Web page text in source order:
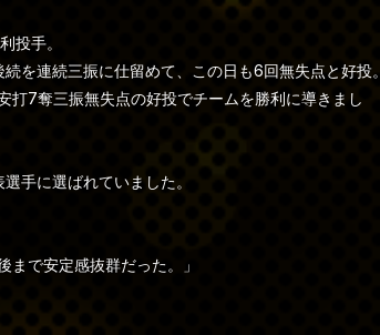
投手。
を連続三振に仕留めて、この日も6回無失点と好投。
7奪三振無失点の好投でチームを勝利に導きまし
手に選ばれていました。
まで安定感抜群だった。」